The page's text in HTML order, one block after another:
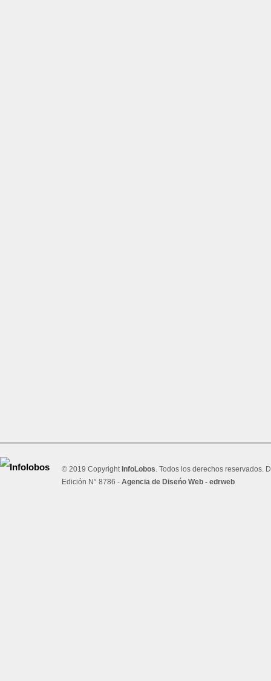
© 2019 Copyright InfoLobos. Todos los derechos reservados.
Edición N° 8786 - Agencia de Diseńo Web - edrweb